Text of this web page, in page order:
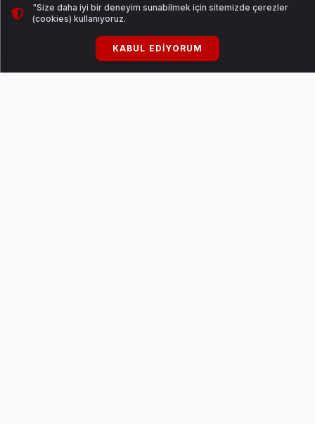
daha değerli kılıyor. Para transferleri Papara, havale, kripto
Destek ekibi 7/24 aktif; Türkçe olarak profesyonel ve nazik
bir hizmet veriyor.
"Size daha iyi bir deneyim sunabilmek için sitemizde çerezler
(cookies) kullanıyoruz.
KABUL EDIYORUM